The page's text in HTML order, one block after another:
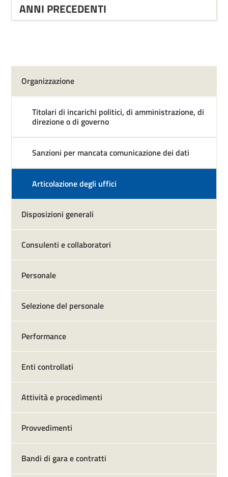
ANNI PRECEDENTI
Organizzazione
Titolari di incarichi politici, di amministrazione, di
direzione o di governo
Sanzioni per mancata comunicazione dei dati
Articolazione degli uffici
Disposizioni generali
Consulenti e collaboratori
Personale
Selezione del personale
Performance
Enti controllati
Attività e procedimenti
Provvedimenti
Bandi di gara e contratti